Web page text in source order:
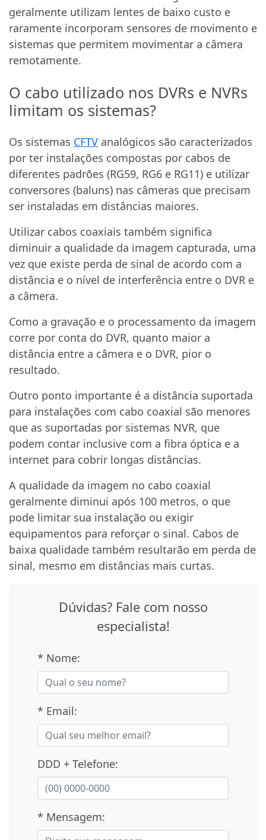
geralmente utilizam lentes de baixo custo e
raramente incorporam sensores de movimento e
sistemas que permitem movimentar a câmera
remotamente.
O cabo utilizado nos DVRs e NVRs
limitam os sistemas?
Os sistemas CFTV analógicos são caracterizados
por ter instalações compostas por cabos de
diferentes padrões (RG59, RG6 e RG11) e utilizar
conversores (baluns) nas câmeras que precisam
ser instaladas em distâncias maiores.
Utilizar cabos coaxiais também significa
diminuir a qualidade da imagem capturada, uma
vez que existe perda de sinal de acordo com a
distância e o nível de interferência entre o DVR e
a câmera.
Como a gravação e o processamento da imagem
corre por conta do DVR, quanto maior a
distância entre a câmera e o DVR, pior o
resultado.
Outro ponto importante é a distância suportada
para instalações com cabo coaxial são menores
que as suportadas por sistemas NVR, que
podem contar inclusive com a fibra óptica e a
internet para cobrir longas distâncias.
A qualidade da imagem no cabo coaxial
geralmente diminui após 100 metros, o que
pode limitar sua instalação ou exigir
equipamentos para reforçar o sinal. Cabos de
baixa qualidade também resultarão em perda de
sinal, mesmo em distâncias mais curtas.
Dúvidas? Fale com nosso
especialista!
* Nome:
* Email:
DDD + Telefone:
* Mensagem: